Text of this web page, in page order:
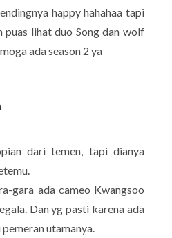
happy hahahaa tapi
puas lihat duo Song dan wolf
ada season 2 ya
dari temen, tapi dianya
gara ada cameo Kwangsoo
Dan yg pasti karena ada
utamanya.